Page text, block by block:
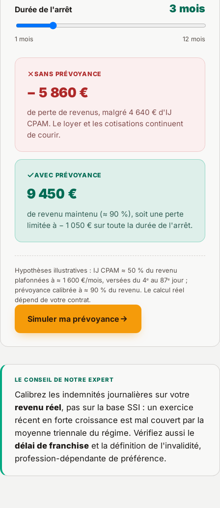
Durée de l'arrêt 3 mois
1 mois 12 mois
SANS PRÉVOYANCE
− 5 860 €
de perte de revenus, malgré 4 640 € d'IJ
CPAM. Le loyer et les cotisations continuent
de courir.
AVEC PRÉVOYANCE
9 450 €
de revenu maintenu (≈ 90 %), soit une perte
limitée à − 1 050 € sur toute la durée de l'arrêt.
Hypothèses illustratives : IJ CPAM ≈ 50 % du revenu
plafonnées à ≈ 1 600 €/mois, versées du 4ᵉ au 87ᵉ jour ;
prévoyance calibrée à ≈ 90 % du revenu. Le calcul réel
dépend de votre contrat.
Simuler ma prévoyance
LE CONSEIL DE NOTRE EXPERT
Calibrez les indemnités journalières sur votre
revenu réel, pas sur la base SSI : un exercice
récent en forte croissance est mal couvert par la
moyenne triennale du régime. Vérifiez aussi le
délai de franchiseet la définition de l'invalidité,
profession-dépendante de préférence.